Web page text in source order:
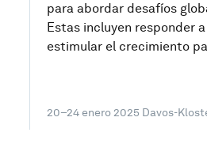
para abordar desafíos
Estas incluyen responder
estimular el crecimiento
20–24 enero 2025 Davos-